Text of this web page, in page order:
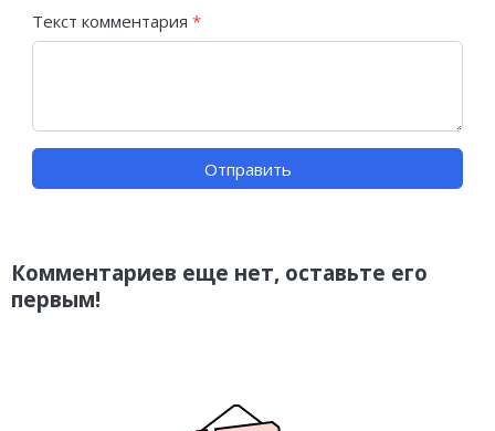
Комментариев еще нет, оставьте его
первым!
Текст комментария *
Отправить